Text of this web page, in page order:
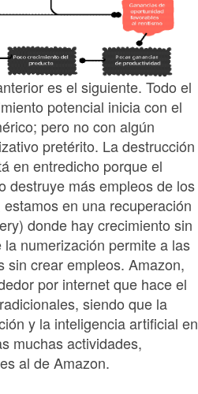
es el siguiente. Todo el
potencial inicia con el
pero no con algún
pretérito. La destrucción
en entredicho porque el
destruye más empleos de los
en una recuperación
donde hay crecimiento sin
numerización permite a las
sin crear empleos. Amazon,
por internet que hace el
siendo que la
y la inteligencia artificial en
muchas actividades,
al de Amazon.